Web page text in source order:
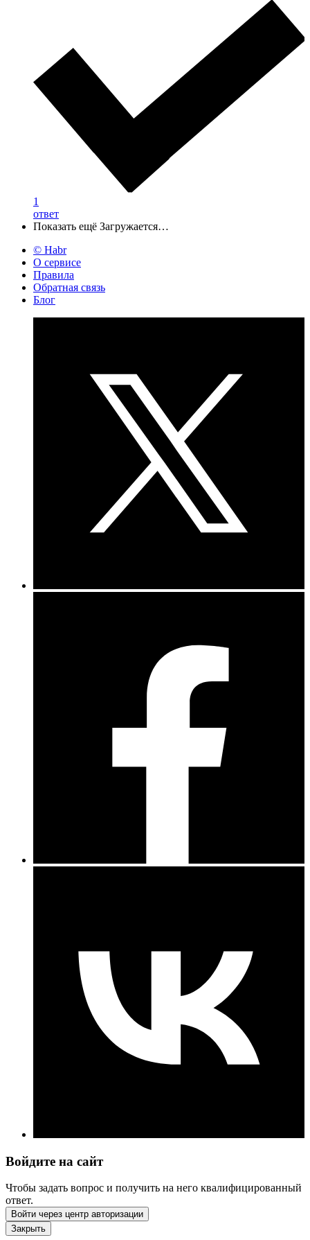
1
ответ
Показать ещё Загружается…
© Habr
О сервисе
Правила
Обратная связь
Блог
Войдите на сайт
Чтобы задать вопрос и получить на него квалифицированный
ответ.
Войти через центр авторизации
Закрыть